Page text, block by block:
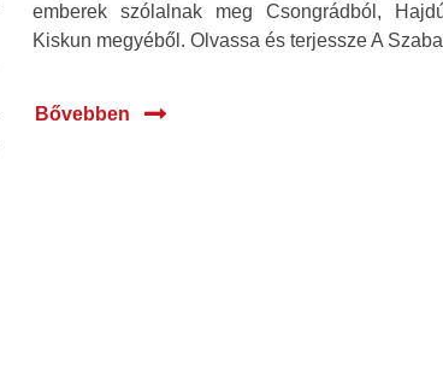
emberek szólalnak meg Csongrádból,
Kiskun megyéből. Olvassa és terjessze A
Bővebben